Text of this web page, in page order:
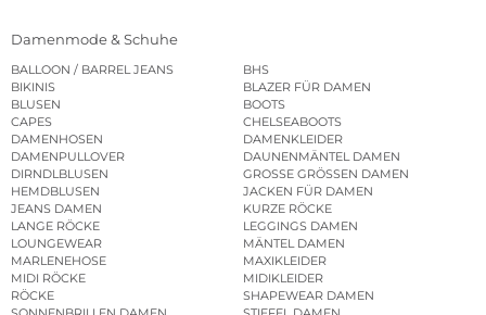
Damenmode & Schuhe
BALLOON / BARREL JEANS
BHS
BIKINIS
BLAZER FÜR DAMEN
BLUSEN
BOOTS
CAPES
CHELSEABOOTS
DAMENHOSEN
DAMENKLEIDER
DAMENPULLOVER
DAUNENMÄNTEL DAMEN
DIRNDLBLUSEN
GROSSE GRÖSSEN DAMEN
HEMDBLUSEN
JACKEN FÜR DAMEN
JEANS DAMEN
KURZE RÖCKE
LANGE RÖCKE
LEGGINGS DAMEN
LOUNGEWEAR
MÄNTEL DAMEN
MARLENEHOSE
MAXIKLEIDER
MIDI RÖCKE
MIDIKLEIDER
RÖCKE
SHAPEWEAR DAMEN